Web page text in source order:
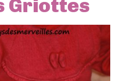
Griottes